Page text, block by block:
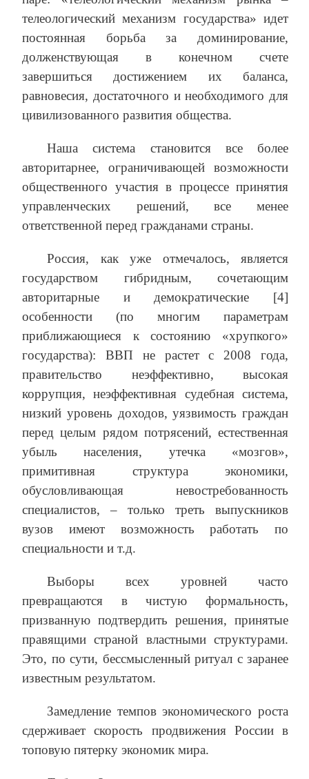
телеологический механизм государства» идет
постоянная борьба за доминирование,
долженствующая в конечном счете
завершиться достижением их баланса,
равновесия, достаточного и необходимого для
цивилизованного развития общества.
Наша система становится все более
авторитарнее, ограничивающей возможности
общественного участия в процессе принятия
управленческих решений, все менее
ответственной перед гражданами страны.
Россия, как уже отмечалось, является
государством гибридным, сочетающим
авторитарные и демократические [4]
особенности (по многим параметрам
приближающиеся к состоянию «хрупкого»
государства): ВВП не растет с 2008 года,
правительство неэффективно, высокая
коррупция, неэффективная судебная система,
низкий уровень доходов, уязвимость граждан
перед целым рядом потрясений, естественная
убыль населения, утечка «мозгов»,
примитивная структура экономики,
обусловливающая невостребованность
специалистов, – только треть выпускников
вузов имеют возможность работать по
специальности и т.д.
Выборы всех уровней часто
превращаются в чистую формальность,
призванную подтвердить решения, принятые
правящими страной властными структурами.
Это, по сути, бессмысленный ритуал с заранее
известным результатом.
Замедление темпов экономического роста
сдерживает скорость продвижения России в
топовую пятерку экономик мира.